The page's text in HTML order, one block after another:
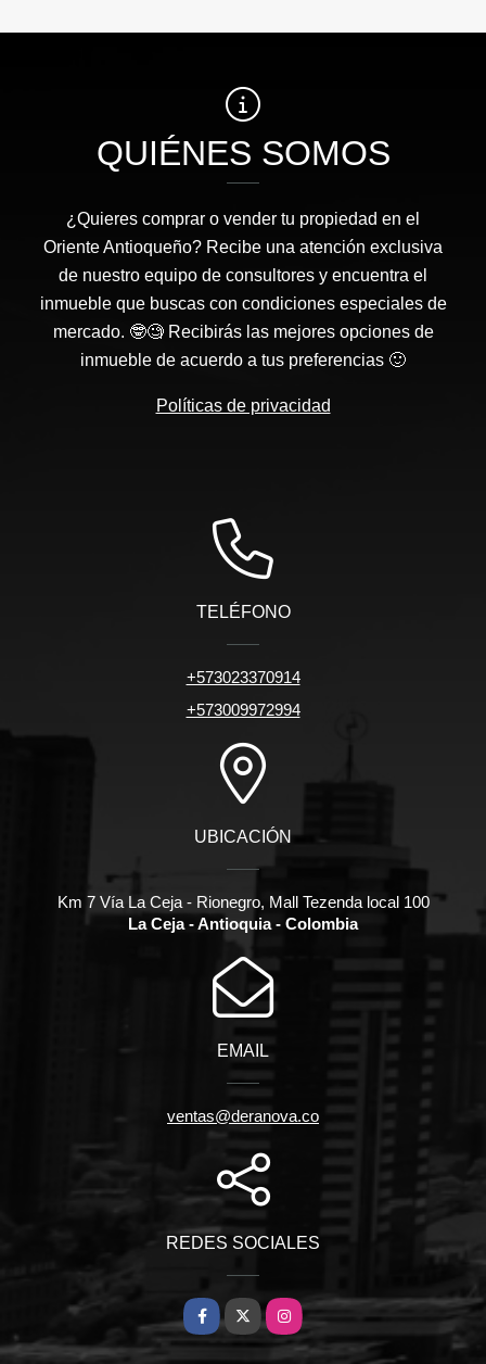
QUIÉNES SOMOS
¿Quieres comprar o vender tu propiedad en el
Oriente Antioqueño? Recibe una atención exclusiva
de nuestro equipo de consultores y encuentra el
inmueble que buscas con condiciones especiales de
mercado. 🤓🧐 Recibirás las mejores opciones de
inmueble de acuerdo a tus preferencias 🙂
Políticas de privacidad
TELÉFONO
+573023370914
+573009972994
UBICACIÓN
Km 7 Vía La Ceja - Rionegro, Mall Tezenda local 100
La Ceja - Antioquia - Colombia
EMAIL
ventas@deranova.co
REDES SOCIALES
Facebook
X Instagram